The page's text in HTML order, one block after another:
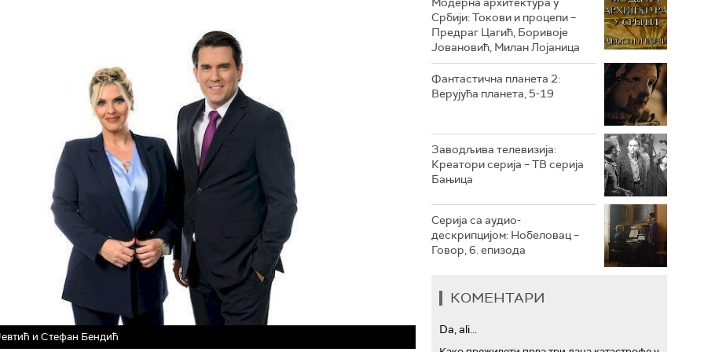
и Стефан Бендић
РТС ТРЕЗОР
РТС МУЗИКА
РТС ПОЛЕТАРАЦ
Србији: Токови и процепи –
Предраг Цагић, Боривоје
Јовановић, Милан Лојаница
Фантастична планета 2:
Верујућа планета, 5-19
Заводљива телевизија:
Креатори серија – ТВ серија
Бањица
Серија са аудио-
дескрипцијом: Нобеловац –
Говор, 6. епизода
КОМЕНТАРИ
Da, ali...